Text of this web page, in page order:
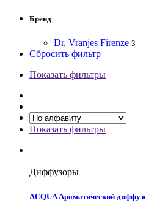
Бренд
Dr. Vranjes Firenze 3
Сбросить фильтр
Показать фильтры
Показать фильтры
Диффузоры
ACQUA Ароматический